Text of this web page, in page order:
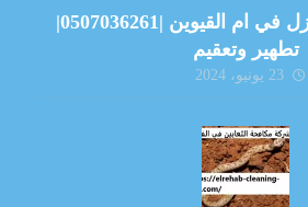
شركة تعقيم منازل في ام القيوين |0507036261|
تطهير وتعقيم
23 يونيو، 2024